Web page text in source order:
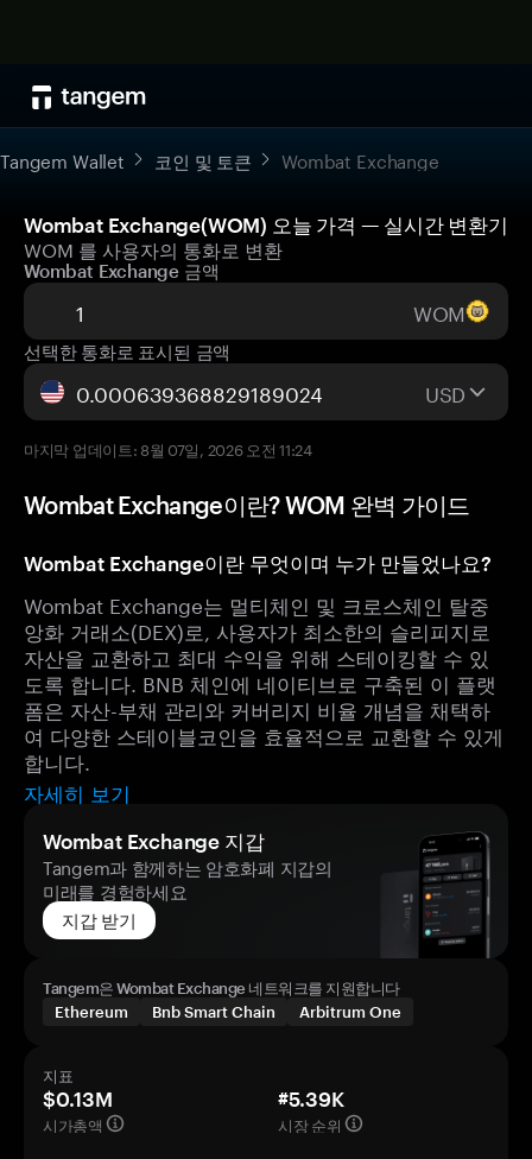
Tangem Wallet 코인 및 토큰 Wombat Exchange
Wombat Exchange(WOM) 오늘 가격 — 실시간 변환기
WOM 를 사용자의 통화로 변환
Wombat Exchange 금액
WOM
선택한 통화로 표시된 금액
USD
마지막 업데이트: 8월 07일, 2026 오전 11:24
Wombat Exchange이란? WOM 완벽 가이드
Wombat Exchange이란 무엇이며 누가 만들었나요?
Wombat Exchange는 멀티체인 및 크로스체인 탈중
앙화 거래소(DEX)로, 사용자가 최소한의 슬리피지로
자산을 교환하고 최대 수익을 위해 스테이킹할 수 있
도록 합니다. BNB 체인에 네이티브로 구축된 이 플랫
폼은 자산-부채 관리와 커버리지 비율 개념을 채택하
여 다양한 스테이블코인을 효율적으로 교환할 수 있게
합니다.
자세히 보기
Wombat Exchange 지갑
Tangem과 함께하는 암호화폐 지갑의
미래를 경험하세요
지갑 받기
Tangem은 Wombat Exchange 네트워크를 지원합니다
Ethereum
Bnb Smart Chain Arbitrum One
지표
$0.13M
시가총액
#5.39K
시장 순위